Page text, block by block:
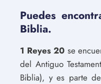
Puedes
Biblia.
1 Reyes 20 se
del Antiguo
Biblia), y es parte